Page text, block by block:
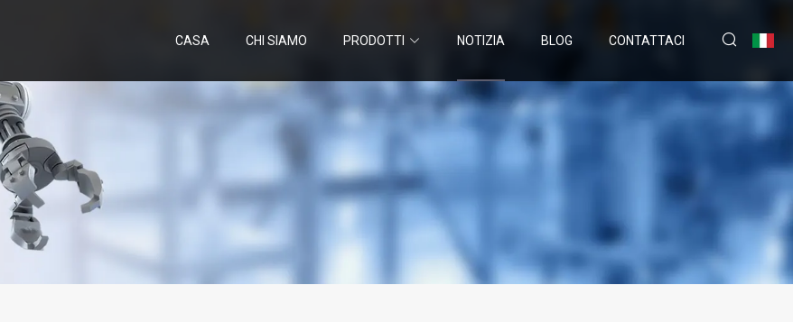
CASA CHI SIAMO PRODOTTI NOTIZIA BLOG CONTATTACI